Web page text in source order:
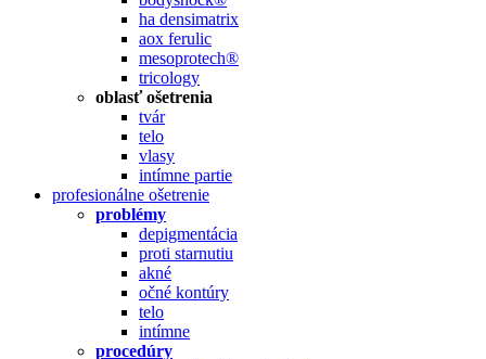
ha densimatrix
aox ferulic
mesoprotech®
tricology
oblasť ošetrenia
tvár
telo
vlasy
intímne partie
profesionálne ošetrenie
problémy
depigmentácia
proti starnutiu
akné
očné kontúry
telo
intímne
procedúry